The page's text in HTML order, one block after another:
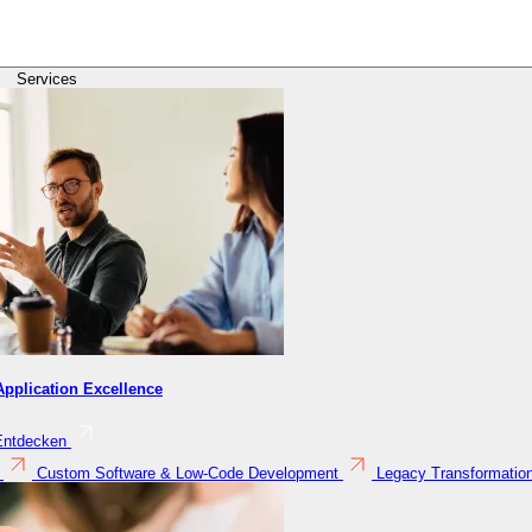
Services
Excellence
Custom Software & Low-Code Development Legacy